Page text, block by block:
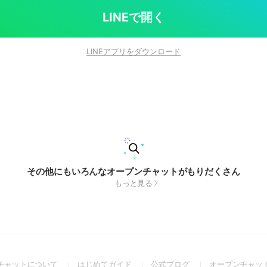
LINEで開く
LINEアプリをダウンロード
その他にもいろんなオープンチャットがもりだくさん
もっと見る
ャットについて (Openはじめてガイド (Open公式ブログ (Openオープンチャッ